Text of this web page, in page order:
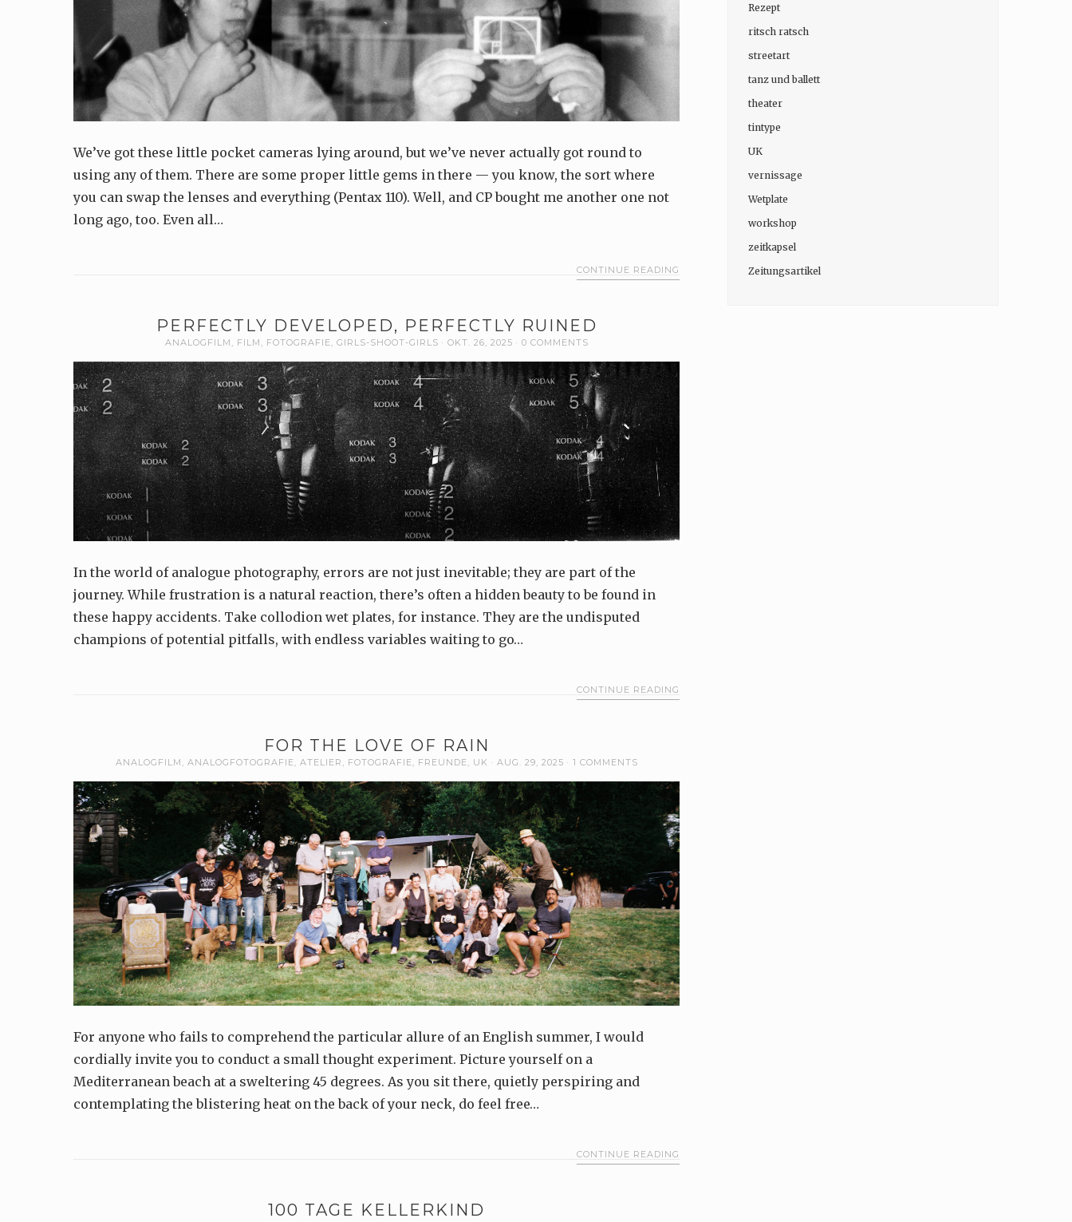
We’ve got these little pocket cameras lying around, but we’ve never actually got round to
using any of them. There are some proper little gems in there — you know, the sort where
you can swap the lenses and everything (Pentax 110). Well, and CP bought me another one not
long ago, too. Even all…
CONTINUE READING
PERFECTLY DEVELOPED, PERFECTLY RUINED
ANALOGFILM , FILM , FOTOGRAFIE, GIRLS-SHOOT-GIRLS OKT. 26, 2025 0 COMMENTS
In the world of analogue photography, errors are not just inevitable; they are part of the
journey. While frustration is a natural reaction, there’s often a hidden beauty to be found in
these happy accidents. Take collodion wet plates, for instance. They are the undisputed
champions of potential pitfalls, with endless variables waiting to go…
CONTINUE READING
FOR THE LOVE OF RAIN
ANALOGFILM , ANALOGFOTOGRAFIE, ATELIER , FOTOGRAFIE, FREUNDE, UK AUG. 29, 2025 1 COMMENTS
For anyone who fails to comprehend the particular allure of an English summer, I would
cordially invite you to conduct a small thought experiment. Picture yourself on a
Mediterranean beach at a sweltering 45 degrees. As you sit there, quietly perspiring and
contemplating the blistering heat on the back of your neck, do feel free…
CONTINUE READING
100 TAGE KELLERKIND
Rezept
ritsch ratsch
streetart
tanz und ballett
theater
tintype
UK
vernissage
Wetplate
workshop
zeitkapsel
Zeitungsartikel